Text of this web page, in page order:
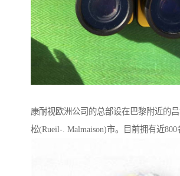
康耐视欧洲公司的总部设在巴黎附近的
松(Rueil-. Malmaison)市。目前拥有近800